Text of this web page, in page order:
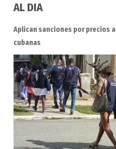
AL DIA
Aplican sanciones por precios
cubanas